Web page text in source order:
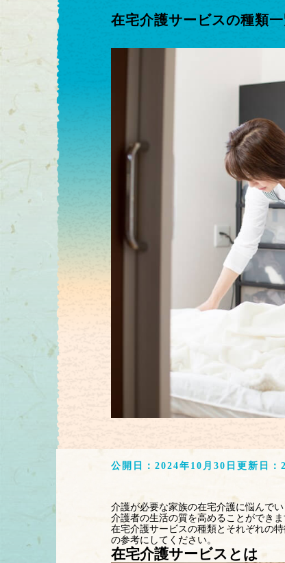
在宅介護サービスの種類
公開日： 2024年10月30日 更新日：
介護が必要な家族の在宅介護に悩んで
介護者の生活の質を高めることができ
在宅介護サービスの種類とそれぞれの
の参考にしてください。
在宅介護サービスとは